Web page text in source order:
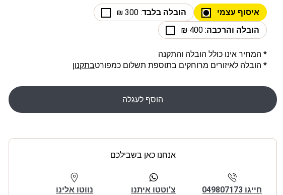
איסוף עצמי הובלה בלבד: 300 ₪
הובלה והרכבה: 400 ₪
* המחיר אינו כולל הובלה והתקנה
* הובלה לאיזורים מרוחקים בתוספת תשלום כמפורטבתקנון
הוסף לעגלה
אנחנו כאן בשבילכם
חייגו 049807173 צ'וטטו איתנו נווטו אלינו